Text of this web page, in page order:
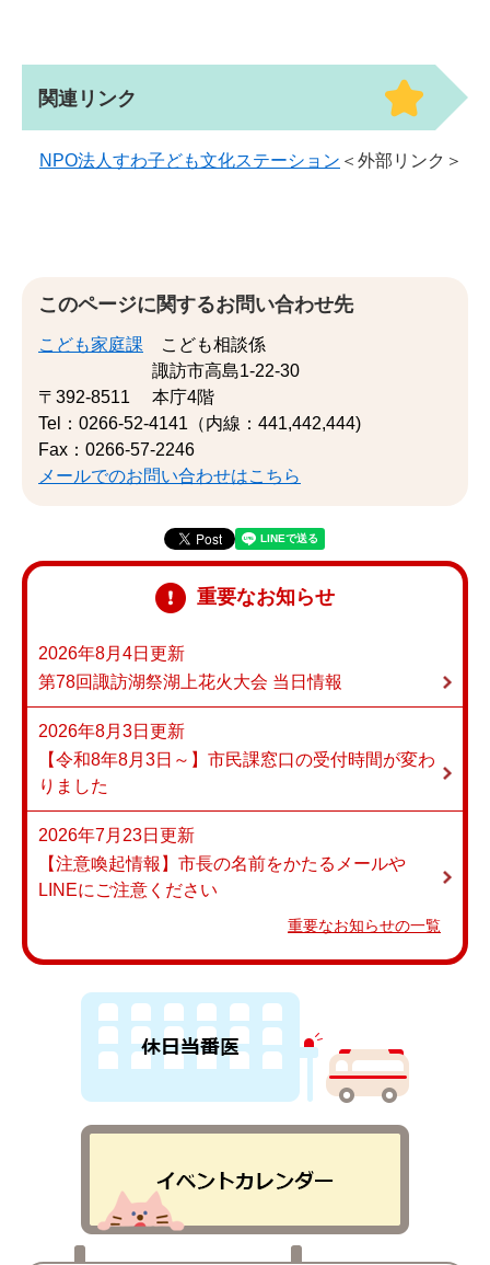
関連リンク
NPO法人すわ子ども文化ステーション ＜外部リンク＞
このページに関するお問い合わせ先
こども家庭課 こども相談係
〒392-8511
諏訪市高島1-22-30
本庁4階
Tel：0266-52-4141（内線：441,442,444)
Fax：0266-57-2246
メールでのお問い合わせはこちら
重要なお知らせ
2026年8月4日更新
第78回諏訪湖祭湖上花火大会 当日情報
2026年8月3日更新
【令和8年8月3日～】市民課窓口の受付時間が変わ
りました
2026年7月23日更新
【注意喚起情報】市長の名前をかたるメールや
LINEにご注意ください
重要なお知らせの一覧